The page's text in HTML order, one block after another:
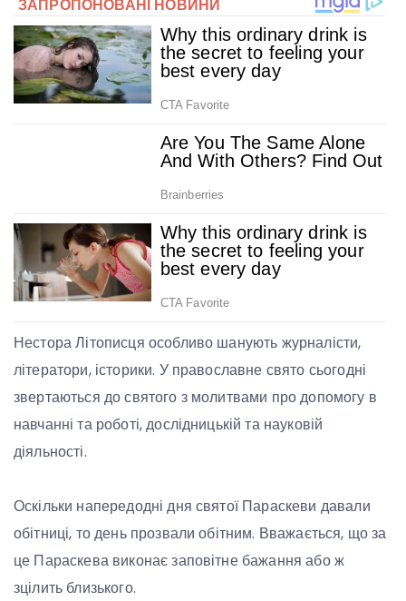
Нестора Літописця особливо шанують журналісти,
літератори, історики. У православне свято сьогодні
звертаються до святого з молитвами про допомогу в
навчанні та роботі, дослідницькій та науковій
діяльності.
Оскільки напередодні дня святої Параскеви давали
обітниці, то день прозвали обітним. Вважається, що за
це Параскева виконає заповітне бажання або ж
зцілить близького.